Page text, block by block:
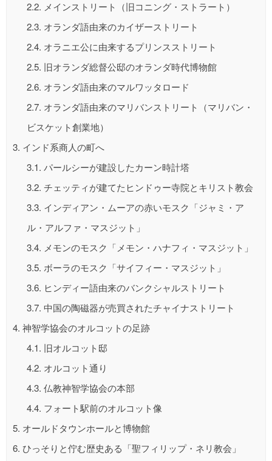
2.2. メインストリート（旧コニング・ストラート）
2.3. オランダ語由来のカイザーストリート
2.4. オラニエ公に由来するプリンスストリート
2.5. 旧オランダ総督公邸のオランダ時代博物館
2.6. オランダ語由来のマルワッタロード
2.7. オランダ語由来のマリバンストリート（マリバン・
ビスケット創業地）
3. インド系商人の町へ
3.1. パールシーが建設したカーン時計塔
3.2. チェッティが建てたヒンドゥー寺院とキリスト教会
3.3. インディアン・ムーアの赤いモスク「ジャミ・ア
ル・アルファ・マスジット」
3.4. メモンのモスク「メモン・ハナフィ・マスジット」
3.5. ボーラのモスク「サイフィー・マスジット」
3.6. ヒンディー語由来のバンクシャルストリート
3.7. 中国の陶磁器が売買されたチャイナストリート
4. 神智学協会のオルコットの足跡
4.1. 旧オルコット邸
4.2. オルコット通り
4.3. 仏教神智学協会の本部
4.4. フォート駅前のオルコット像
5. オールドタウンホールと博物館
6. ひっそりと佇む歴史ある「聖フィリップ・ネリ教会」